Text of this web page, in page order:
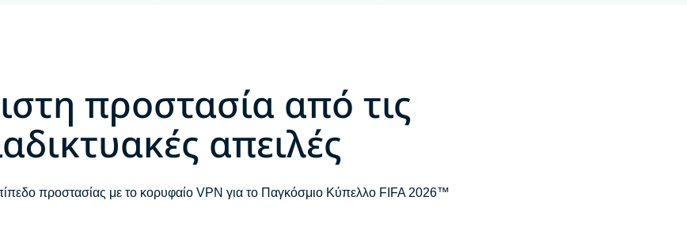
προστασία από τις
απειλές
προστασίας με το κορυφαίο VPN για το Παγκόσμιο Κύπελλο FIFA 2026™